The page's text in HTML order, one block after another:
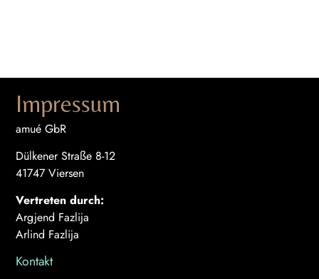
Impressum
amué GbR
Dülkener Straße 8-12
41747 Viersen
Vertreten durch:
Argjend Fazlija
Arlind Fazlija
Kontakt